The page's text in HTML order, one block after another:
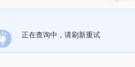
正在查询中，请刷新重试